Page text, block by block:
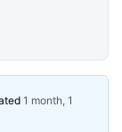
1 month, 1